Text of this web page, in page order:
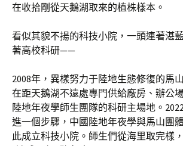
在收拾剛從天鵝湖取來的植株樣本。
看似其貌不揚的科技小院，一頭連著湛
著高校科研——
2008年，異樣努力于陸地生態修復的馬
在距天鵝湖不遠處專門供給廠房、辦公
陸地年夜學師生團隊的科研主場地。
進一個步驟，中國陸地年夜學與馬山團
此成立科技小院。師生們從海里取完樣